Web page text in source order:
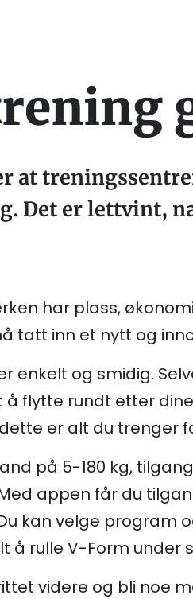
at
Det er lettvint,
har plass,
tatt inn et nytt og
enkelt og smidig.
å flytte rundt etter
er alt du trenger
på 5-180 kg,
appen får du
kan velge program
å rulle V-Form under
videre og bli noe